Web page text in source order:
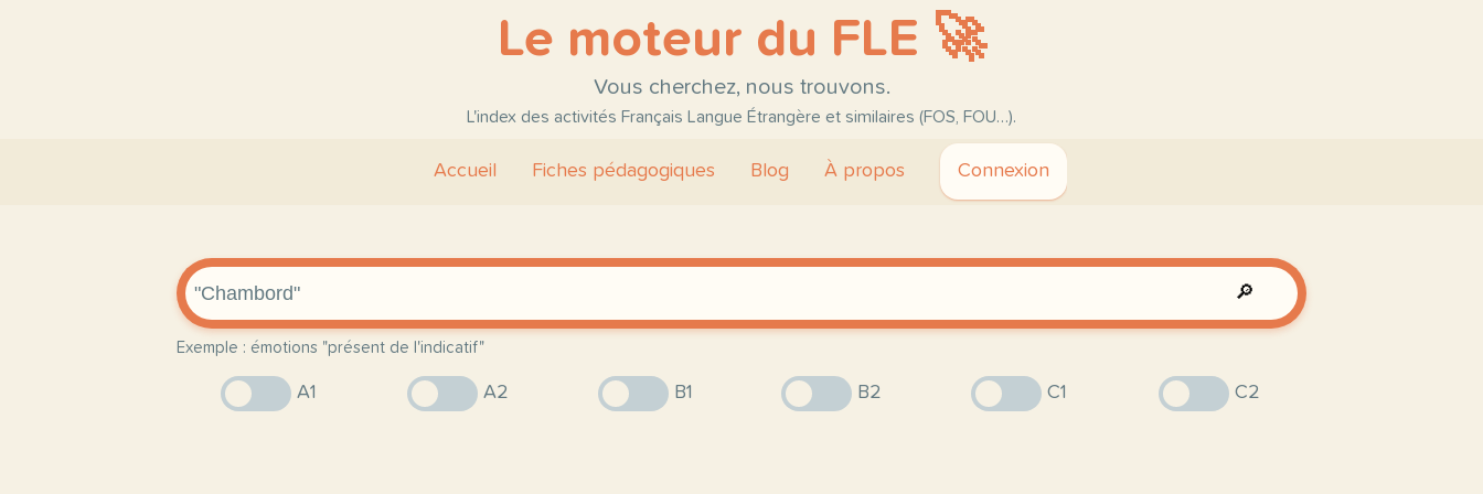
Le moteur du FLE 🚀
Vous cherchez, nous trouvons.
L'index des activités Français Langue Étrangère et similaires (FOS, FOU…).
Accueil Fiches pédagogiques Blog À propos Connexion
🔎
Exemple : émotions "présent de l'indicatif"
A1 A2 B1 B2 C1 C2